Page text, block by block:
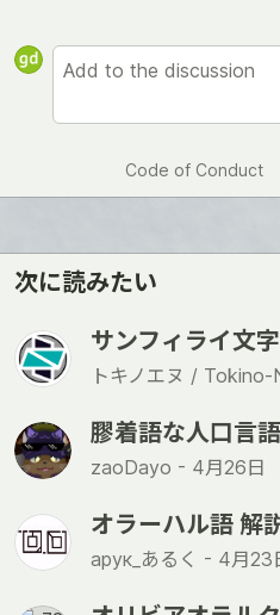
Code of Conduct
次に読みたい
サンフィライ文
トキノエヌ / Tokino-
膠着語な人口言
zaoDayo - 4月26日
オラーハル語 解
арук_あるく - 4月23